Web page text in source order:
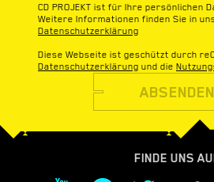
CD PROJEKT ist für Ihre persönlichen
Weitere Informationen finden Sie in
Datenschutzerklärung
Diese Webseite ist geschützt durch
Datenschutzerklärung und die
ABSENDEN
FINDE UNS